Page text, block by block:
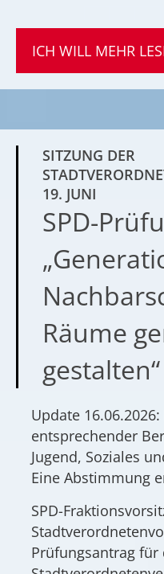
ICH WILL MEHR
SITZUNG DER
19. JUNI
SPD-
Räume
gestalten“
Update
entsprechender
Jugend, Soziales
Eine Abstimmung
SPD-
Prüfungsantrag für